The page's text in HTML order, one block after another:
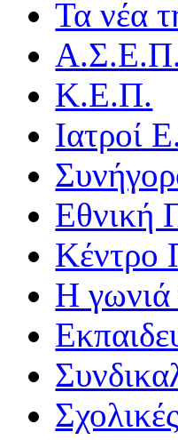
Τα νέα
Κ.Ε.Π.
Ιατροί
Εθνική
Κέντρο
Η γωνιά